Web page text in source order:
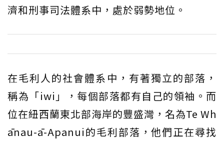
濟和刑事司法體系中，處於弱勢地位。
在毛利人的社會體系中，有著獨立的部落，
稱為「iwi」，每個部落都有自己的領袖。而
位在紐西蘭東北部海岸的豐盛灣，名為Te Wh
ānau-ā-Apanui的毛利部落，他們正在尋找